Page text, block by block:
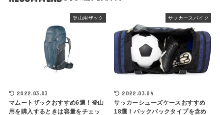
登山用ザック
2022.03.03
マムートザックおすすめ6選！登山
用を購入するときは容量をチェッ
サッカースパイク
2022.03.04
サッカーシューズケースおすすめ
18選！バックパックタイプを含め